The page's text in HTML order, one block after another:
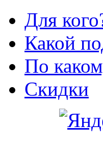
Для
Какой
По
Скидки